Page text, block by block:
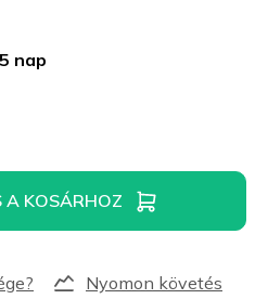
nap
KOSÁRHOZ
Nyomon követés